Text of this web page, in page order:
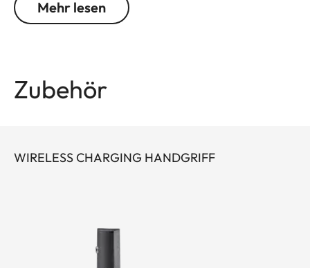
Mehr lesen
Zubehör
WIRELESS CHARGING HANDGRIFF